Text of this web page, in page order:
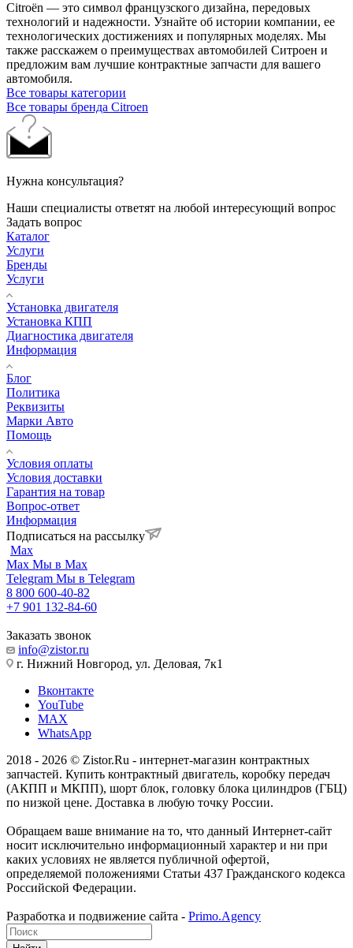
Citroën — это символ французского дизайна, передовых
технологий и надежности. Узнайте об истории компании, ее
технологических достижениях и популярных моделях. Мы
также расскажем о преимуществах автомобилей Ситроен и
предложим вам лучшие контрактные запчасти для вашего
автомобиля.
Все товары категории
Все товары бренда Citroen
Нужна консультация?
Наши специалисты ответят на любой интересующий вопрос
Задать вопрос
Каталог
Услуги
Бренды
Услуги
Установка двигателя
Установка КПП
Диагностика двигателя
Информация
Блог
Политика
Реквизиты
Марки Авто
Помощь
Условия оплаты
Условия доставки
Гарантия на товар
Вопрос-ответ
Информация
Подписаться на рассылку
Max
Max Мы в Max
Telegram Мы в Telegram
8 800 600-40-82
+7 901 132-84-60
Заказать звонок
info@zistor.ru
г. Нижний Новгород, ул. Деловая, 7к1
Вконтакте
YouTube
MAX
WhatsApp
2018 - 2026 © Zistor.Ru - интернет-магазин контрактных
запчастей. Купить контрактный двигатель, коробку передач
(АКПП и МКПП), шорт блок, головку блока цилиндров (ГБЦ)
по низкой цене. Доставка в любую точку России.
Обращаем ваше внимание на то, что данный Интернет-сайт
носит исключительно информационный характер и ни при
каких условиях не является публичной офертой,
определяемой положениями Статьи 437 Гражданского кодекса
Российской Федерации.
Разработка и подвижение сайта - Primo.Agency